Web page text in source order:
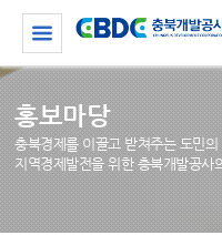
홍보마당
충북경제를 이끌고 받쳐주는 도민의
지역경제발전을 위한 충북개발공사